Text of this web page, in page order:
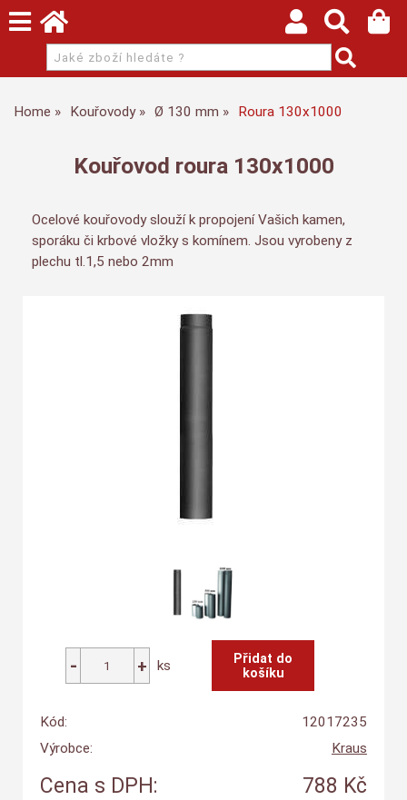
Home Kouřovody Ø 130 mm Roura 130x1000
Kouřovod roura 130x1000
Ocelové kouřovody slouží k propojení Vašich kamen,
sporáku či krbové vložky s komínem. Jsou vyrobeny z
plechu tl.1,5 nebo 2mm
ks
Kód:
12017235
Výrobce:
Kraus
Cena s DPH: 788 Kč